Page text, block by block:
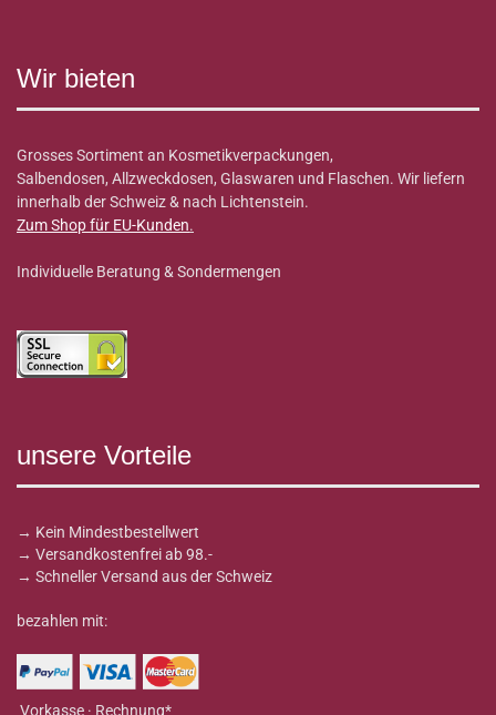
Wir bieten
Grosses Sortiment an Kosmetikverpackungen,
Salbendosen, Allzweckdosen, Glaswaren und Flaschen. Wir liefern
innerhalb der Schweiz & nach Lichtenstein.
Zum Shop für EU-Kunden.
Individuelle Beratung & Sondermengen
unsere Vorteile
→ Kein Mindestbestellwert
→ Versandkostenfrei ab 98.-
→ Schneller Versand aus der Schweiz
bezahlen mit:
Vorkasse · Rechnung*